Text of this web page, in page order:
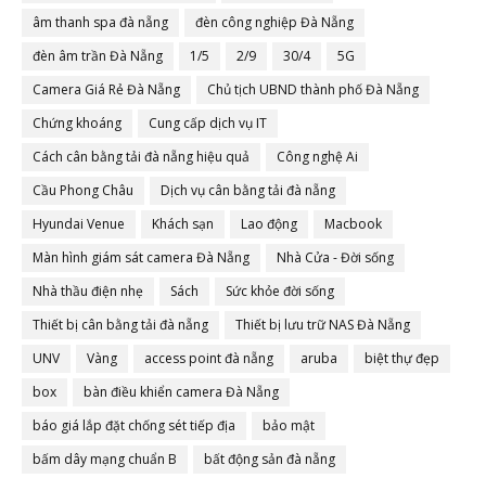
âm thanh spa đà nẵng
đèn công nghiệp Đà Nẵng
đèn âm trần Đà Nẵng
1/5 2/9 30/4
5G
Camera Giá Rẻ Đà Nẵng
Chủ tịch UBND thành phố Đà Nẵng
Chứng khoáng
Cung cấp dịch vụ IT
Cách cân bằng tải đà nẵng hiệu quả
Công nghệ Ai
Cầu Phong Châu
Dịch vụ cân bằng tải đà nẵng
Hyundai Venue
Khách sạn Lao động
Macbook
Màn hình giám sát camera Đà Nẵng
Nhà Cửa - Đời sống
Nhà thầu điện nhẹ
Sách
Sức khỏe đời sống
Thiết bị cân bằng tải đà nẵng
Thiết bị lưu trữ NAS Đà Nẵng
UNV
Vàng access point đà nẵng aruba
biệt thự đẹp
box
bàn điều khiển camera Đà Nẵng
báo giá lắp đặt chống sét tiếp địa
bảo mật
bấm dây mạng chuẩn B
bất động sản đà nẵng